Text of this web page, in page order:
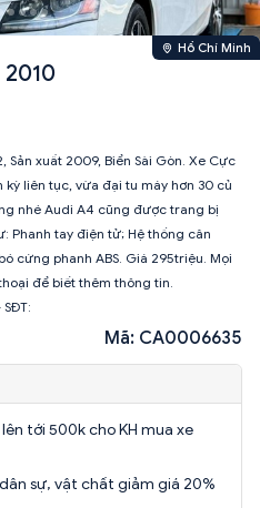
Hồ Chí Minh
Sản xuất 2009, Biển Sài Gòn. Xe Cực
liên tục, vừa đại tu máy hơn 30 củ
nhé Audi A4 cũng được trang bị
Phanh tay điện tử; Hệ thống cân
cứng phanh ABS. Giá 295triệu. Mọi
để biết thêm thông tin.
Mã: CA0006635
tới 500k cho KH mua xe
sự, vật chất giảm giá 20%